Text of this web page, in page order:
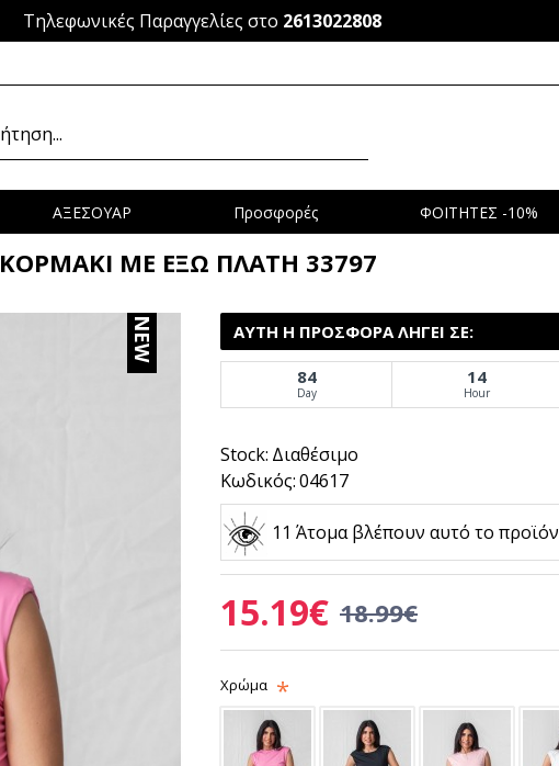
Τηλεφωνικές Παραγγελίες στο 2613022808
ΑΞΕΣΟΥΑΡ Προσφορές ΦΟΙΤΗΤΕΣ -10%
ΚΟΡΜΑΚΙ ΜΕ ΕΞΩ ΠΛΑΤΗ 33797
NEW
Stock: Διαθέσιμο
Κωδικός:04617
ΑΥΤΉ Η ΠΡΟΣΦΟΡΆ ΛΉΓΕΙ ΣΕ:
84
Day
14
Hour
11 Άτομα βλέπουν αυτό το προϊόν
15.19€ 18.99€
Χρώμα